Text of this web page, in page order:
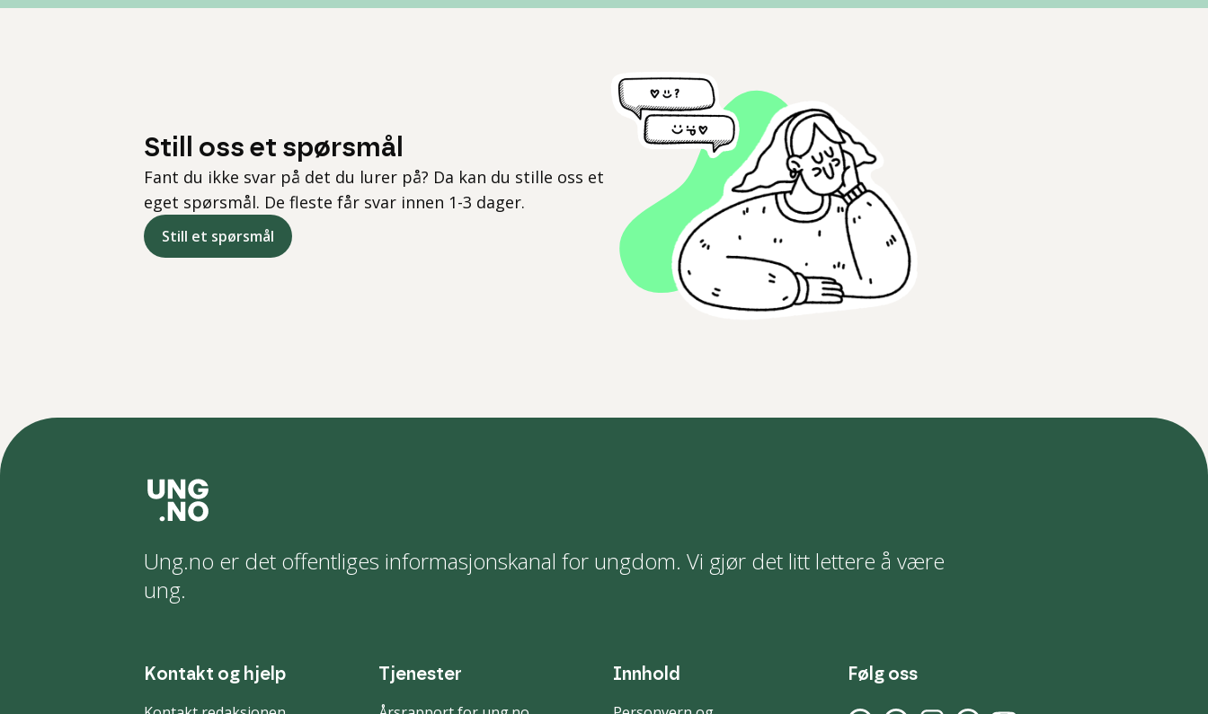
Still oss et spørsmål
Fant du ikke svar på det du lurer på? Da kan du stille oss et
eget spørsmål. De fleste får svar innen 1-3 dager.
Still et spørsmål
Ung.no er det offentliges informasjonskanal for ungdom. Vi gjør det litt lettere å være
ung.
Kontakt og hjelp Tjenester Innhold Følg oss